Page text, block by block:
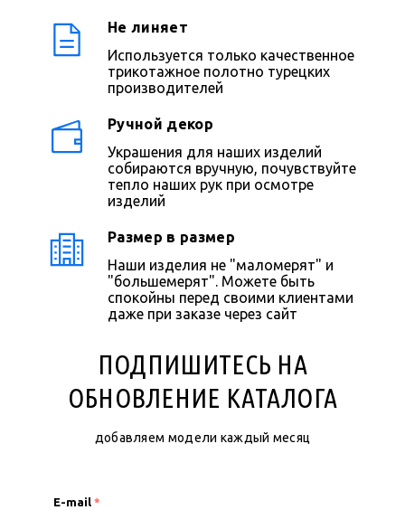
Не линяет
Используется только качественное
трикотажное полотно турецких
производителей
Ручной декор
Украшения для наших изделий
собираются вручную, почувствуйте
тепло наших рук при осмотре
изделий
Размер в размер
Наши изделия не "маломерят" и
"большемерят". Можете быть
спокойны перед своими клиентами
даже при заказе через сайт
ПОДПИШИТЕСЬ НА
ОБНОВЛЕНИЕ КАТАЛОГА
добавляем модели каждый месяц
E-mail *